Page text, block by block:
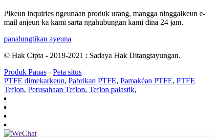
Pikeun inquiries ngeunaan produk urang, mangga ninggalkeun e-
mail anjeun ka kami sarta ngahubungan kami dina 24 jam.
panalungtikan ayeuna
© Hak Cipta - 2019-2021 : Sadaya Hak Ditangtayungan.
Produk Panas - Peta situs
PTFE dimekarkeun, Pabrikan PTFE, Pamakéan PTFE, PTFE
Teflon, Perusahaan Teflon, Teflon palastik,